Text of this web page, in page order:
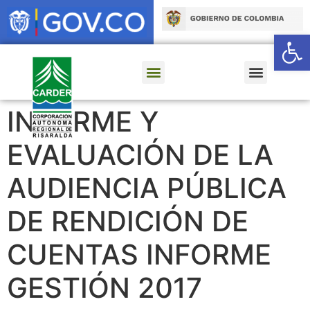
INFORME Y
EVALUACIÓN DE LA
AUDIENCIA PÚBLICA
DE RENDICIÓN DE
CUENTAS INFORME
GESTIÓN 2017